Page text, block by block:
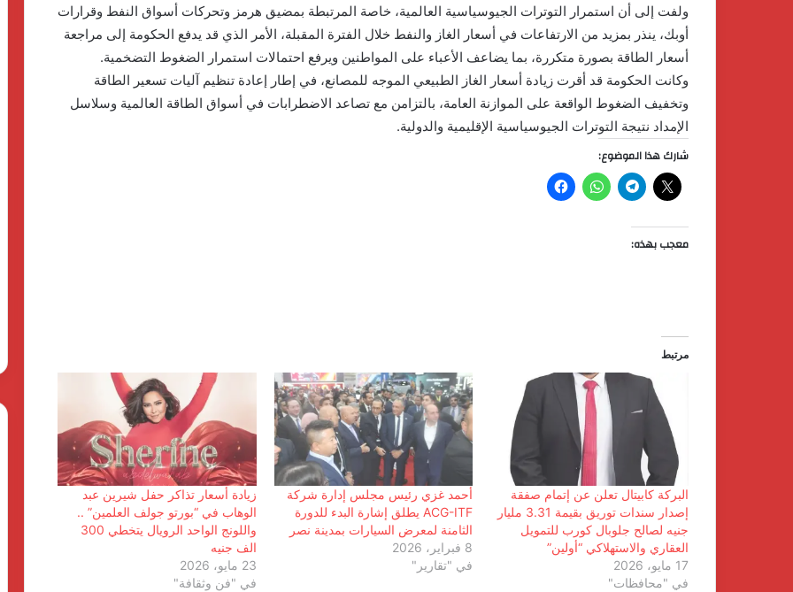
ولفت إلى أن استمرار التوترات الجيوسياسية العالمية، خاصة المرتبطة بمضيق هرمز وتحركات أسواق النفط وقرارات
أوبك، ينذر بمزيد من الارتفاعات في أسعار الغاز والنفط خلال الفترة المقبلة، الأمر الذي قد يدفع الحكومة إلى مراجعة
أسعار الطاقة بصورة متكررة، بما يضاعف الأعباء على المواطنين ويرفع احتمالات استمرار الضغوط التضخمية.
وكانت الحكومة قد أقرت زيادة أسعار الغاز الطبيعي الموجه للمصانع، في إطار إعادة تنظيم آليات تسعير الطاقة
وتخفيف الضغوط الواقعة على الموازنة العامة، بالتزامن مع تصاعد الاضطرابات في أسواق الطاقة العالمية وسلاسل
الإمداد نتيجة التوترات الجيوسياسية الإقليمية والدولية.
شارك هذا الموضوع:
معجب بهذه:
مرتبط
البركة كابيتال تعلن عن إتمام صفقة
إصدار سندات توريق بقيمة 3.31 مليار
جنيه لصالح جلوبال كورب للتمويل
العقاري والاستهلاكي “أولين”
17 مايو، 2026
في "محافظات"
أحمد غزي رئيس مجلس إدارة شركة
ACG-ITF يطلق إشارة البدء للدورة
الثامنة لمعرض السيارات بمدينة نصر
8 فبراير، 2026
في "تقارير"
زيادة أسعار تذاكر حفل شيرين عبد
الوهاب في “بورتو جولف العلمين” ..
واللونج الواحد الرويال يتخطي 300
الف جنيه
23 مايو، 2026
في "فن وثقافة"
افتتاح أكبر وحدة للتحاليل الطبية في مصر
والشرق الأوسط بمعمل المختبر بالتعاون
مع سيسمكس مصر
Glossa Foam.. صناعة مصرية برؤية عالمية
لسد فجوة سوق العناية اليومية بالفم